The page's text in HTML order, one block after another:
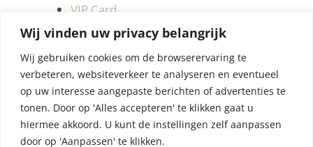
Wij vinden uw privacy belangrijk
Wij gebruiken cookies om de browserervaring te
verbeteren, websiteverkeer te analyseren en eventueel
op uw interesse aangepaste berichten of advertenties te
tonen. Door op 'Alles accepteren' te klikken gaat u
hiermee akkoord. U kunt de instellingen zelf aanpassen
door op 'Aanpassen' te klikken.
VIP Card
Retourneren
Betalen & verzendkosten
Privacy Policy
Algemene Voorwaarden